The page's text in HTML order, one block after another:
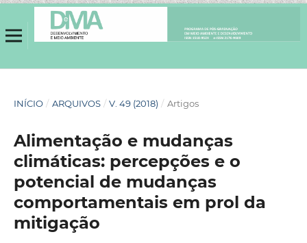
INÍCIO / ARQUIVOS / V. 49 (2018) / Artigos
Alimentação e mudanças
climáticas: percepções e o
potencial de mudanças
comportamentais em prol da
mitigação